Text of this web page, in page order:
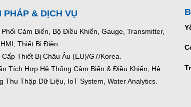
PHÁP & DỊCH VỤ
Phối Cảm Biến, Bộ Điều Khiển, Gauge, Transmitter,
Thiết Bị Điện.
Cấp Thiết Bị Châu Âu (EU)/G7/Korea.
Tích Hợp Hệ Thống Cảm Biến & Điều Khiển, Hệ
Thu Thập Dữ Liệu, IoT System, Water Analytics.